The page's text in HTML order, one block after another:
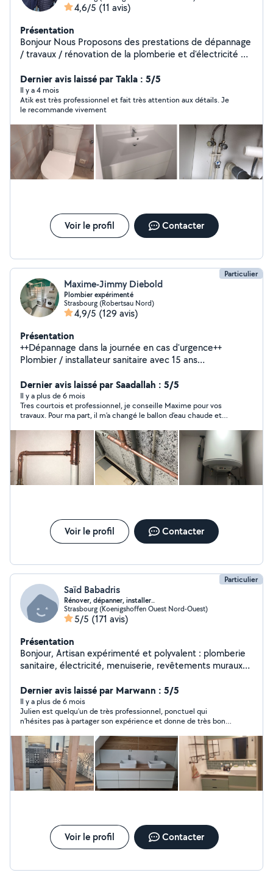
4,6/5 (11 avis)
Présentation
Bonjour Nous Proposons des prestations de dépannage
/ travaux / rénovation de la plomberie et d'électricité et
Strasbourg.
Dernier avis laissé par Takla : 5/5
Il y a 4 mois
Atik est très professionnel et fait très attention aux détails. Je
le recommande vivement
Voir le profil Contacter
Particulier
Maxime-Jimmy Diebold
Plombier expérimenté
Strasbourg (Robertsau Nord)
4,9/5 (129 avis)
Présentation
++Dépannage dans la journée en cas d'urgence++
Plombier / installateur sanitaire avec 15 ans
Chauffe eau, cuisine, wc, salle de bain etc.. Jeune et
sérieux.
Dernier avis laissé par Saadallah : 5/5
Il y a plus de 6 mois
Tres courtois et professionnel, je conseille Maxime pour vos
travaux. Pour ma part, il m’a changé le ballon d’eau chaude et
Voir le profil Contacter
Particulier
Saïd Babadris
Rénover, dépanner, installer..
Strasbourg (Koenigshoffen Ouest Nord-Ouest)
5/5 (171 avis)
Présentation
Bonjour, Artisan expérimenté et polyvalent : plomberie
sanitaire, électricité, menuiserie, revêtements muraux
Travail soigné et de qualité, devis gratuit. Cordialement.
Dernier avis laissé par Marwann : 5/5
Il y a plus de 6 mois
Julien est quelqu’un de très professionnel, ponctuel qui
n’hésites pas à partager son expérience et donne de très bons
Merci pour tout Julien.
Voir le profil Contacter